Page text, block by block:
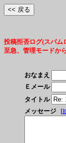
投稿拒否ログ(スパム
至急、管理モードか
おなまえ
Ｅメール
タイトル
メッセージ
[